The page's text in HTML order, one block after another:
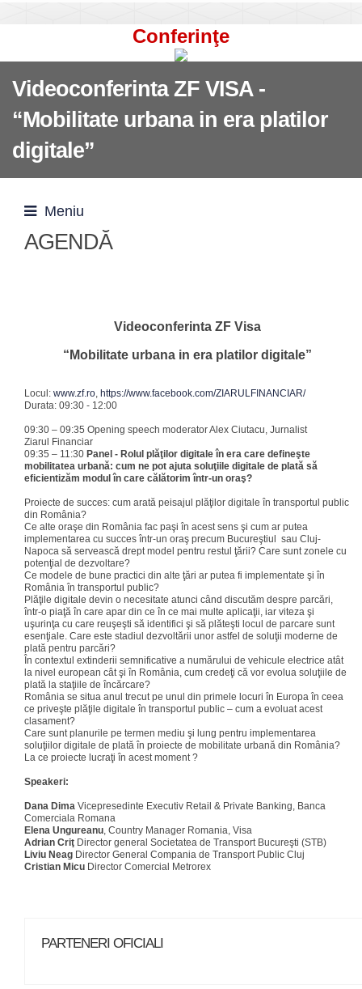
Conferinţe
Videoconferinta ZF VISA -
“Mobilitate urbana in era platilor
digitale”
Meniu
AGENDĂ
Videoconferinta ZF Visa
“Mobilitate urbana in era platilor digitale”
Locul: www.zf.ro, https://www.facebook.com/ZIARULFINANCIAR/
Durata: 09:30 - 12:00
09:30 – 09:35 Opening speech moderator Alex Ciutacu, Jurnalist
Ziarul Financiar
09:35 – 11:30 Panel - Rolul plăţilor digitale în era care defineşte
mobilitatea urbană: cum ne pot ajuta soluţiile digitale de plată să
eficientizăm modul în care călătorim într-un oraş?
Proiecte de succes: cum arată peisajul plăţilor digitale în transportul public
din România?
Ce alte oraşe din România fac paşi în acest sens şi cum ar putea
implementarea cu succes într-un oraş precum Bucureştiul sau Cluj-
Napoca să servească drept model pentru restul ţării? Care sunt zonele cu
potenţial de dezvoltare?
Ce modele de bune practici din alte ţări ar putea fi implementate şi în
România în transportul public?
Plăţile digitale devin o necesitate atunci când discutăm despre parcări,
într-o piaţă în care apar din ce în ce mai multe aplicaţii, iar viteza şi
uşurinţa cu care reuşeşti să identifici şi să plăteşti locul de parcare sunt
esenţiale. Care este stadiul dezvoltării unor astfel de soluţii moderne de
plată pentru parcări?
În contextul extinderii semnificative a numărului de vehicule electrice atât
la nivel european cât şi în România, cum credeţi că vor evolua soluţiile de
plată la staţiile de încărcare?
România se situa anul trecut pe unul din primele locuri în Europa în ceea
ce priveşte plăţile digitale în transportul public – cum a evoluat acest
clasament?
Care sunt planurile pe termen mediu şi lung pentru implementarea
soluţiilor digitale de plată în proiecte de mobilitate urbană din România?
La ce proiecte lucraţi în acest moment ?
Speakeri:
Dana Dima Vicepresedinte Executiv Retail & Private Banking, Banca
Comerciala Romana
Elena Ungureanu, Country Manager Romania, Visa
Adrian Criţ Director general Societatea de Transport Bucureşti (STB)
Liviu Neag Director General Compania de Transport Public Cluj
Cristian Micu Director Comercial Metrorex
PARTENERI OFICIALI